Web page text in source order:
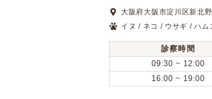
大阪府大阪市淀川区新北
イヌ / ネコ / ウサギ / ハ
診察時間
09:30 ~ 12:00
16:00 ~ 19:00